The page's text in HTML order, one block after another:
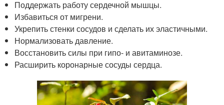
Поддержать работу сердечной мышцы.
Избавиться от мигрени.
Укрепить стенки сосудов и сделать их эластичными.
Нормализовать давление.
Восстановить силы при гипо- и авитаминозе.
Расширить коронарные сосуды сердца.